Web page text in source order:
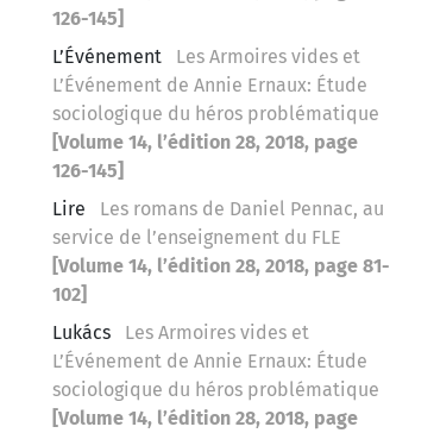
126-145]
L’Événement
Les Armoires vides et
L’Événement de Annie Ernaux: Étude
sociologique du héros problématique
[Volume 14, l’édition 28, 2018, page
126-145]
Lire
Les romans de Daniel Pennac, au
service de l’enseignement du FLE
[Volume 14, l’édition 28, 2018, page 81-
102]
Lukács
Les Armoires vides et
L’Événement de Annie Ernaux: Étude
sociologique du héros problématique
[Volume 14, l’édition 28, 2018, page